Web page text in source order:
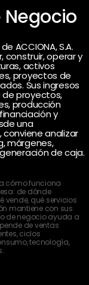
ACCIONA, S.A.
construir, operar y
activos
proyectos de
Sus ingresos
proyectos,
producción
y
una
analizar
márgenes,
de caja.
cómo funciona
de dónde
vende, qué servicios
mantiene con sus
de negocio ayuda a
de ventas
ciclos
tecnología,